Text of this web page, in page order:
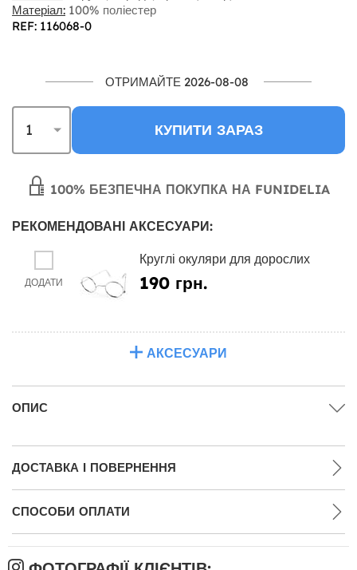
Матеріал: 100% поліестер
REF: 116068-0
ОТРИМАЙТЕ 2026-08-08
КУПИТИ ЗАРАЗ
100% БЕЗПЕЧНА ПОКУПКА НА FUNIDELIA
РЕКОМЕНДОВАНІ АКСЕСУАРИ:
ДОДАТИ
Круглі окуляри для дорослих
190 грн.
АКСЕСУАРИ
ОПИС
ДОСТАВКА І ПОВЕРНЕННЯ
СПОСОБИ ОПЛАТИ